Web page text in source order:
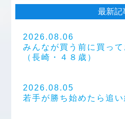
最新記
2026.08.06
みんなが買う前に買っ
（長崎・４８歳）
2026.08.05
若手が勝ち始めたら追い